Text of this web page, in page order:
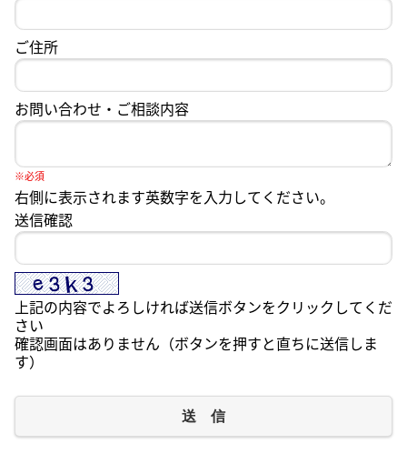
ご住所
お問い合わせ・ご相談内容
※必須
右側に表示されます英数字を入力してください。
送信確認
上記の内容でよろしければ送信ボタンをクリックしてくだ
さい
確認画面はありません（ボタンを押すと直ちに送信しま
す）
送 信